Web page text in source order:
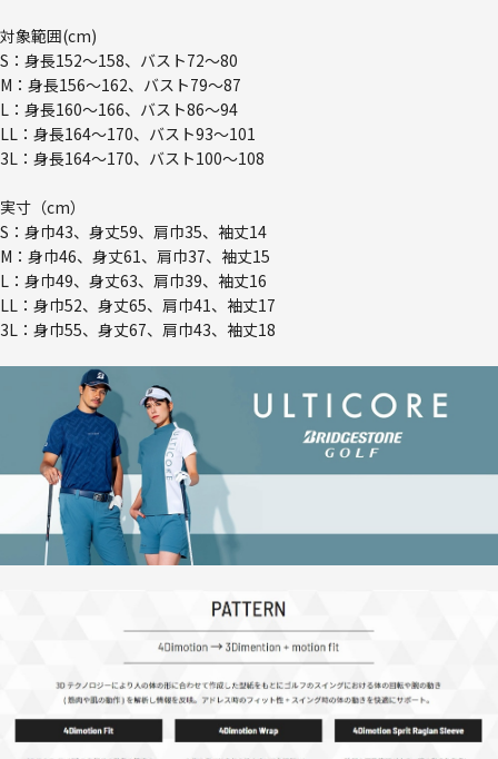
対象範囲(cm)
S：身長152～158、バスト72～80
M：身長156～162、バスト79～87
L：身長160～166、バスト86～94
LL：身長164～170、バスト93～101
3L：身長164～170、バスト100～108
実寸（cm）
S：身巾43、身丈59、肩巾35、袖丈14
M：身巾46、身丈61、肩巾37、袖丈15
L：身巾49、身丈63、肩巾39、袖丈16
LL：身巾52、身丈65、肩巾41、袖丈17
3L：身巾55、身丈67、肩巾43、袖丈18